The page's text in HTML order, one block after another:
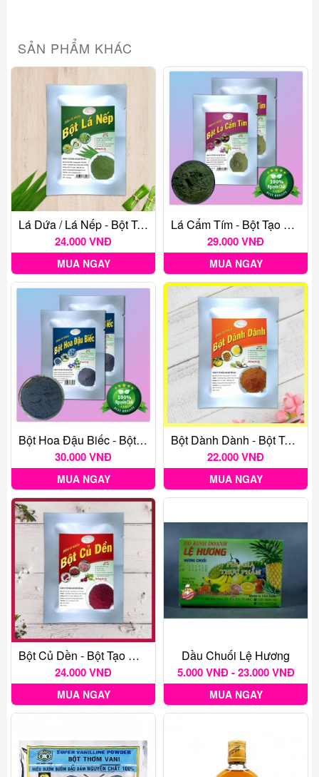
SẢN PHẨM KHÁC
Lá Dứa / Lá Nếp - Bột Tạo Màu Thực Phẩm Tự Nhiên Gói 20G
24.000 VNĐ
MUA NGAY
Lá Cẩm Tím - Bột Tạo Màu Thực Phẩm Tự Nhiên Gói 20G
29.000 VNĐ
MUA NGAY
Bột Hoa Đậu Biếc - Bột Tạo Màu Thực Phẩm Tự Nhiên Gói 20G
30.000 VNĐ
MUA NGAY
Bột Dành Dành - Bột Tạo Màu Thực Phẩm Tự Nhiên Gói 20G
22.000 VNĐ
MUA NGAY
Bột Củ Dền - Bột Tạo Màu Thực Phẩm Tự Nhiên Gói 20G
24.000 VNĐ
MUA NGAY
Dầu Chuối Lệ Hương
5.000 VNĐ - 23.000 VNĐ
MUA NGAY